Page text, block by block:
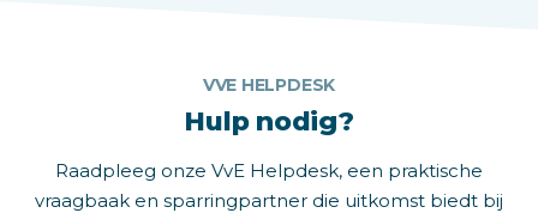
VVE HELPDESK
Hulp nodig?
Raadpleeg onze VvE Helpdesk, een praktische
vraagbaak en sparringpartner die uitkomst biedt bij